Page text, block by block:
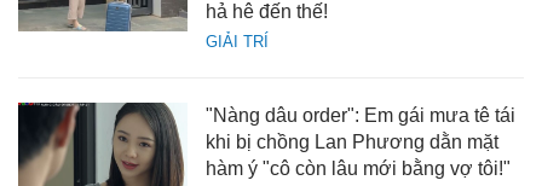
GIẢI TRÍ
hả hê đến thế!
"Nàng dâu order": Em gái mưa tê tái
khi bị chồng Lan Phương dằn mặt
hàm ý "cô còn lâu mới bằng vợ tôi!"